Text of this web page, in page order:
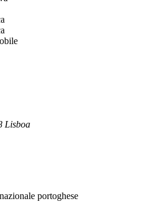
Lisboa
portoghese